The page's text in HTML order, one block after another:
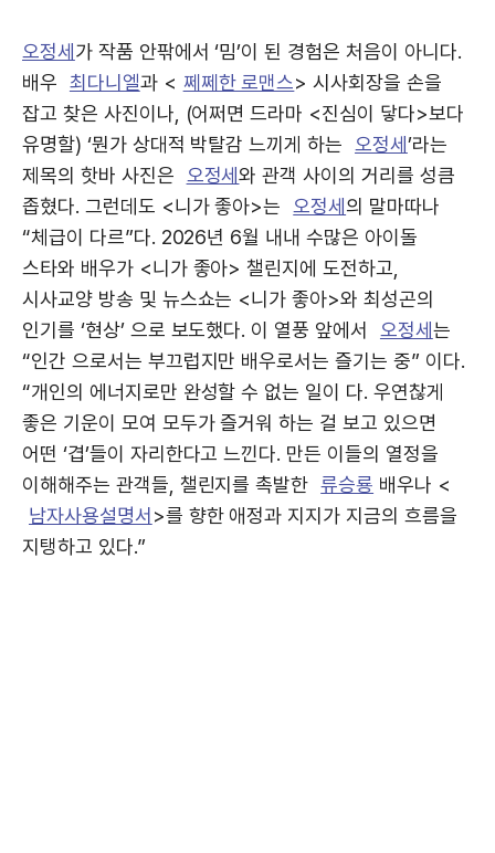
오정세 가 작품 안팎에서 ‘밈’이 된 경험은 처음이 아니다.
배우 최다니엘과 < 쩨쩨한 로맨스> 시사회장을 손을
잡고 찾은 사진이나, (어쩌면 드라마 <진심이 닿다>보다
유명할) ‘뭔가 상대적 박탈감 느끼게 하는 오정세 ’라는
제목의 핫바 사진은 오정세와 관객 사이의 거리를 성큼
좁혔다. 그런데도 <니가 좋아>는 오정세 의 말마따나
“체급이 다르”다. 2026년 6월 내내 수많은 아이돌
스타와 배우가 <니가 좋아> 챌린지에 도전하고,
시사교양 방송 및 뉴스쇼는 <니가 좋아>와 최성곤의
인기를 ‘현상’ 으로 보도했다. 이 열풍 앞에서
오정세 는
“인간 으로서는 부끄럽지만 배우로서는 즐기는 중” 이다.
“개인의 에너지로만 완성할 수 없는 일이 다. 우연찮게
좋은 기운이 모여 모두가 즐거워 하는 걸 보고 있으면
어떤 ‘겹’들이 자리한다고 느낀다. 만든 이들의 열정을
이해해주는 관객들, 챌린지를 촉발한 류승룡 배우나 <
남자사용설명서 >를 향한 애정과 지지가 지금의 흐름을
지탱하고 있다.”